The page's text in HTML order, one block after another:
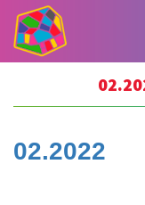
https://
עידכונים אורבניים 02.2022